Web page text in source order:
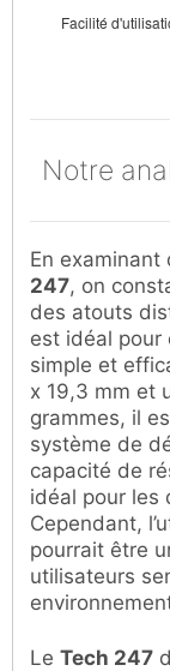
Notre
En examinant
247, on
des atouts
est idéal pour
simple et
x 19,3 mm et
grammes, il
système de
capacité de
idéal pour les
Cependant,
pourrait être
utilisateurs
Le Tech 247